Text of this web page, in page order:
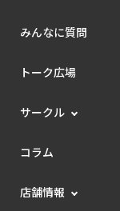
みんなに質問
トーク広場
サークル
コラム
店舗情報